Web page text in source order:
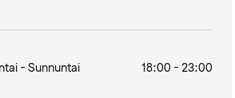
- Sunnuntai 18:00 - 23:00